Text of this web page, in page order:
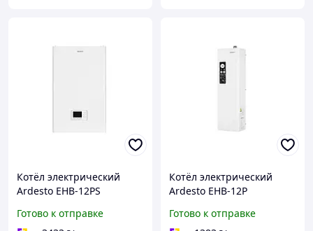
Котёл электрический
Ardesto EHB-12PS
Готово к отправке
Котёл электрический
Ardesto EHB-12P
Готово к отправке